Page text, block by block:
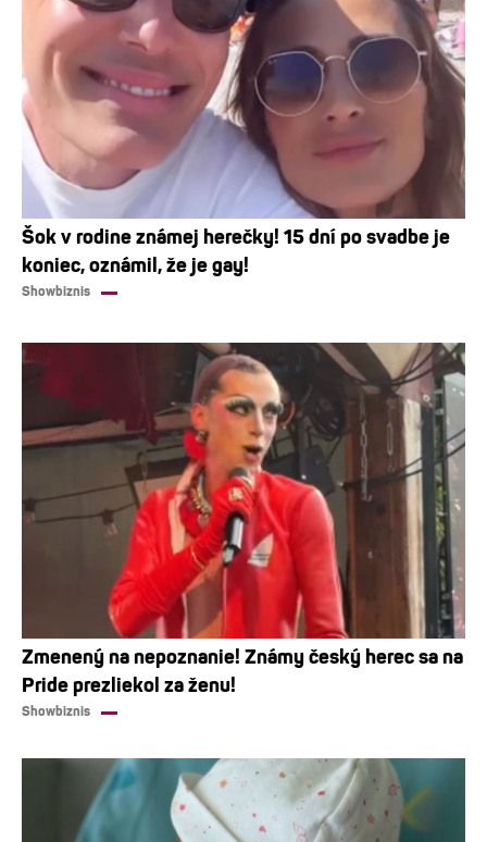
Šok v rodine známej herečky! 15 dní po svadbe je
koniec, oznámil, že je gay!
Showbiznis
Zmenený na nepoznanie! Známy český herec sa na
Pride prezliekol za ženu!
Showbiznis